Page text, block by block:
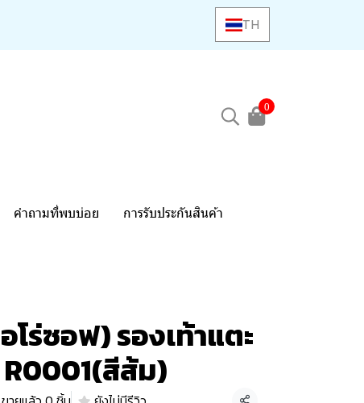
TH
0
คำถามที่พบบ่อย การรับประกันสินค้า
ร่ซอฟ) รองเท้าแตะ
สีส้ม)